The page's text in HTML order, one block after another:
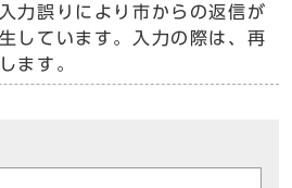
力誤りにより市からの返信が
しています。入力の際は、再
ます。